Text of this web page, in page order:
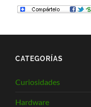
CATEGORÍAS
Curiosidades
Hardware